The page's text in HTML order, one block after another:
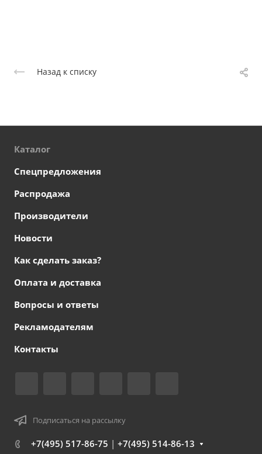
Назад к списку
Каталог
Спецпредложения
Распродажа
Производители
Новости
Как сделать заказ?
Оплата и доставка
Вопросы и ответы
Рекламодателям
Контакты
Подписаться на рассылку
+7(495) 517-86-75 | +7(495) 514-86-13